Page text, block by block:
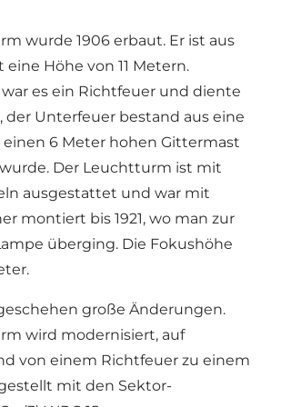
wurde 1906 erbaut. Er ist aus
eine Höhe von 11 Metern.
es ein Richtfeuer und diente
der Unterfeuer bestand aus eine
einen 6 Meter hohen Gittermast
Der Leuchtturm ist mit
ausgestattet und war mit
montiert bis 1921, wo man zur
überging. Die Fokushöhe
große Änderungen.
wird modernisiert, auf
von einem Richtfeuer zu einem
mit den Sektor-